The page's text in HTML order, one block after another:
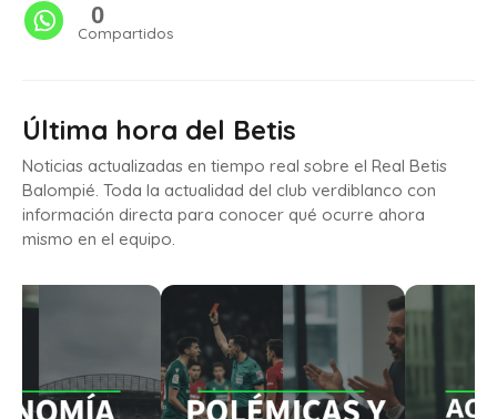
0
Compartidos
Última hora del Betis
Noticias actualizadas en tiempo real sobre el Real Betis
Balompié. Toda la actualidad del club verdiblanco con
información directa para conocer qué ocurre ahora
mismo en el equipo.